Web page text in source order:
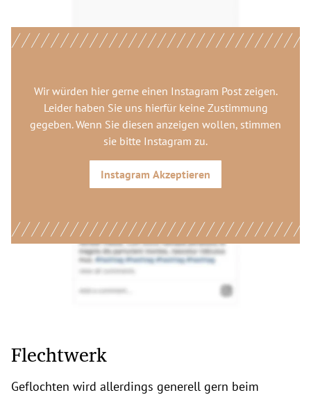
Wir würden hier gerne einen Instagram Postzeigen.
Leider haben Sie uns hierfür keine Zustimmung
gegeben. Wenn Sie diesen anzeigen wollen, stimmen
sie bitte Instagram zu.
Instagram Akzeptieren
Flechtwerk
Geflochten wird allerdings generell gern beim